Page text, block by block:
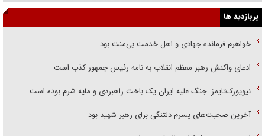
پربازدید ها
خواهرم فرمانده جهادی و اهل خدمت بی‌منت بود
ادعای واکنش رهبر معظم انقلاب به نامه رئیس جمهور کذب است
نیویورک‌تایمز: جنگ علیه ایران یک باخت راهبردی و مایه شرم بوده است
آخرین صحبت‌های پسرم دلتنگی برای رهبر شهید بود